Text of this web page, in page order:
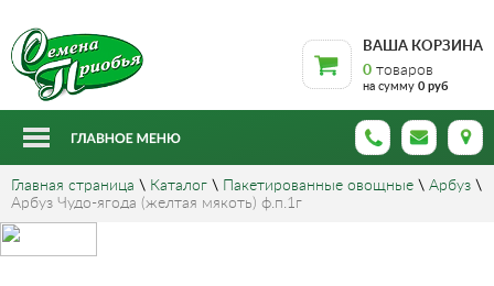
ВАША КОРЗИНА
0 товаров
на сумму 0 руб
Главная страница \ Каталог \ Пакетированные овощные \ Арбуз \
Арбуз Чудо-ягода (желтая мякоть) ф.п.1г